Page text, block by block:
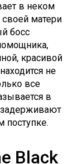
в неком
матери
босс
красивой
не
все
в
поступке.
Black